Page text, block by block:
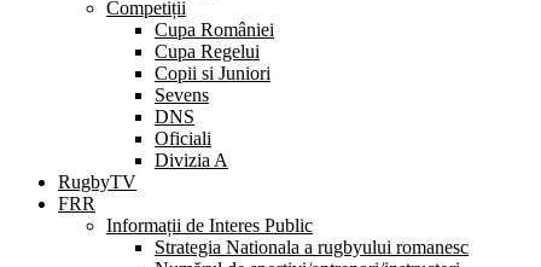
Competiții
Cupa României
Cupa Regelui
Copii si Juniori
Sevens
DNS
Oficiali
Divizia A
RugbyTV
FRR
Informații de Interes Public
Strategia Nationala a rugbyului romanesc